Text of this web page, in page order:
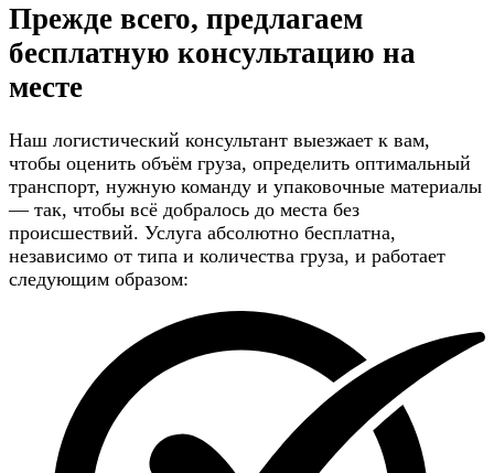
Прежде всего, предлагаем
бесплатную консультацию на
месте
Наш логистический консультант выезжает к вам,
чтобы оценить объём груза, определить оптимальный
транспорт, нужную команду и упаковочные материалы
— так, чтобы всё добралось до места без
происшествий. Услуга абсолютно бесплатна,
независимо от типа и количества груза, и работает
следующим образом: